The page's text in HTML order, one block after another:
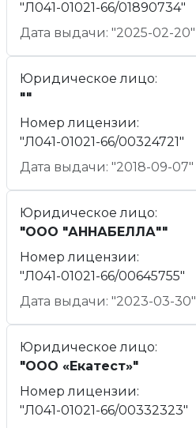
"Л041-01021-66/01890734"
Дата выдачи: "2025-02-20"
Юридическое лицо:
""
Номер лицензии:
"Л041-01021-66/00324721"
Дата выдачи: "2018-09-07"
Юридическое лицо:
"ООО "АННАБЕЛЛА""
Номер лицензии:
"Л041-01021-66/00645755"
Дата выдачи: "2023-03-30"
Юридическое лицо:
"ООО «Екатест»"
Номер лицензии:
"Л041-01021-66/00332323"